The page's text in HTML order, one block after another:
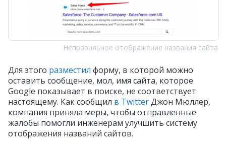
Неправильное отображение названия сайта
Для этого разместил форму, в которой можно
оставить сообщение, мол, имя сайта, которое
Google показывает в поиске, не соответствует
настоящему. Как сообщил в TwitterДжон Мюллер,
компания приняла меры, чтобы отправленные
жалобы помогли инженерам улучшить систему
отображения названий сайтов.